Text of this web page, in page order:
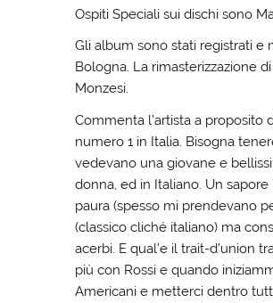
Ospiti Speciali sui dischi sono
Gli album sono stati registrati e
Bologna. La rimasterizzazione
Monzesi.
Commenta l’artista a proposito
numero 1 in Italia. Bisogna
vedevano una giovane e
donna, ed in Italiano. Un
paura (spesso mi prendevano
(classico cliché italiano) ma
acerbi. E qual’e il trait-d’union
più con Rossi e quando
Americani e metterci dentro